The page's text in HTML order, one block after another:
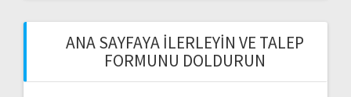
ANA SAYFAYA İLERLEYIN VE TALEP
FORMUNU DOLDURUN